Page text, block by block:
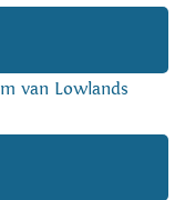
van Lowlands